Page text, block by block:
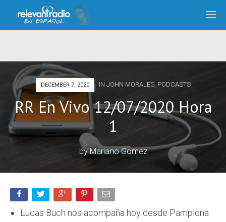
DECEMBER 7, 2020 IN JOHN MORALES, PODCASTS
RR En Vivo 12/07/2020 Hora
1
byMariano Gomez
Lucas Buch nos acompaña hoy desde Pamplona